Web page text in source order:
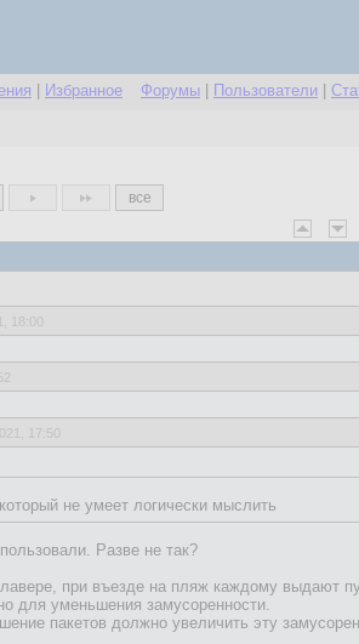
Избранное Форумы Пользователи
все
18:00
17:50
не умеет логически мыслить
Разве не так?
при въезде на пляж каждому выдают
для уменьшения замусоренности.
пакетов должно увеличить эту